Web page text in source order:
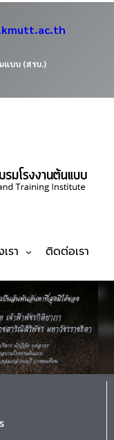
แบบ (สรบ.)
รา ติดต่อเรา